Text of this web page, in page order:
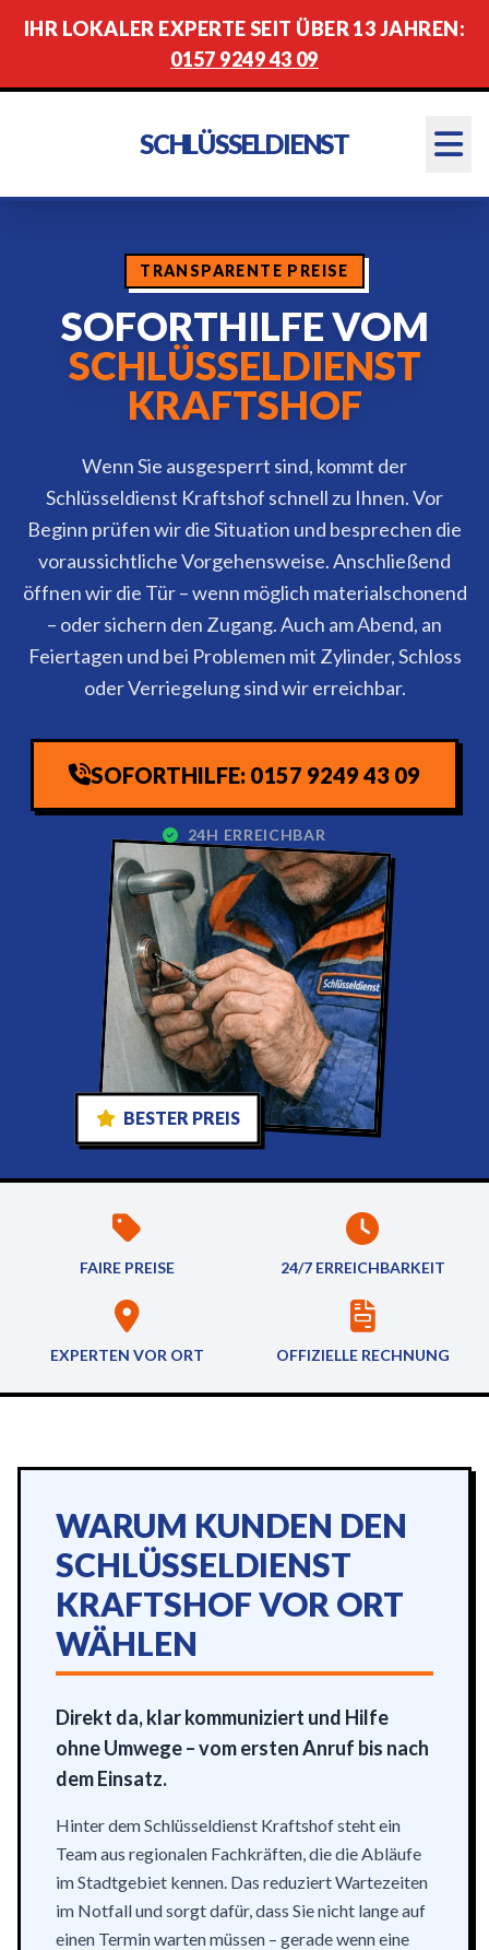
IHR LOKALER EXPERTE SEIT ÜBER 13 JAHREN:
0157 9249 43 09
SCHLÜSSELDIENST
TRANSPARENTE PREISE
SOFORTHILFE VOM
SCHLÜSSELDIENST
KRAFTSHOF
Wenn Sie ausgesperrt sind, kommt der
Schlüsseldienst Kraftshof schnell zu Ihnen. Vor
Beginn prüfen wir die Situation und besprechen die
voraussichtliche Vorgehensweise. Anschließend
öffnen wir die Tür – wenn möglich materialschonend
– oder sichern den Zugang. Auch am Abend, an
Feiertagen und bei Problemen mit Zylinder, Schloss
oder Verriegelung sind wir erreichbar.
SOFORTHILFE: 0157 9249 43 09
24H ERREICHBAR
BESTER PREIS
FAIRE PREISE 24/7 ERREICHBARKEIT
EXPERTEN VOR ORT OFFIZIELLE RECHNUNG
WARUM KUNDEN DEN
SCHLÜSSELDIENST
KRAFTSHOF VOR ORT
WÄHLEN
Direkt da, klar kommuniziert und Hilfe
ohne Umwege – vom ersten Anruf bis nach
dem Einsatz.
Hinter dem Schlüsseldienst Kraftshof steht ein
Team aus regionalen Fachkräften, die die Abläufe
im Stadtgebiet kennen. Das reduziert Wartezeiten
im Notfall und sorgt dafür, dass Sie nicht lange auf
einen Termin warten müssen – gerade wenn eine